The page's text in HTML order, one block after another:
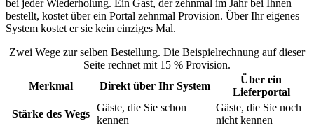
bei jeder Wiederholung. Ein Gast, der zehnmal im Jahr bei Ihnen
bestellt, kostet über ein Portal zehnmal Provision. Über Ihr eigenes
System kostet er sie kein einziges Mal.
Zwei Wege zur selben Bestellung. Die Beispielrechnung auf dieser
Seite rechnet mit 15 % Provision.
Merkmal
Direkt über Ihr System
Über ein
Lieferportal
Stärke des Wegs
Gäste, die Sie schon
kennen
Gäste, die Sie noch
nicht kennen